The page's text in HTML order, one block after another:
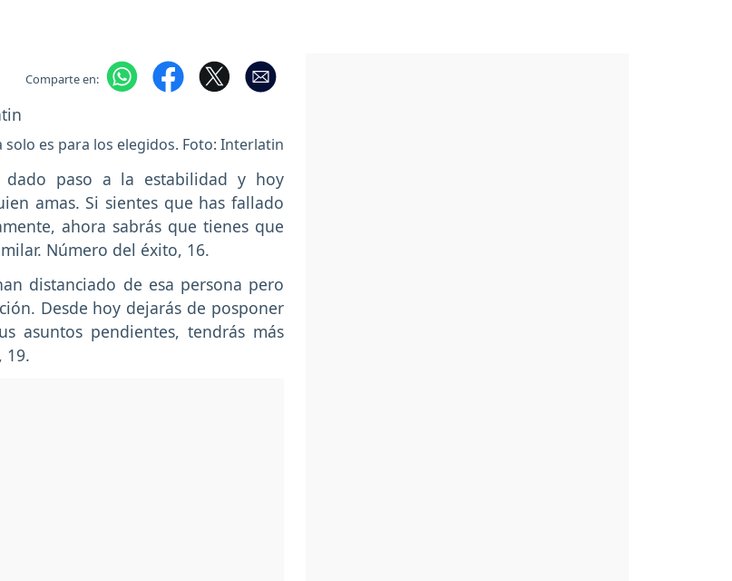
Comparte en:
solo es para los elegidos. Foto: Interlatin
dado paso a la estabilidad y hoy
amas. Si sientes que has fallado
ahora sabrás que tienes que
Número del éxito, 16.
distanciado de esa persona pero
Desde hoy dejarás de posponer
asuntos pendientes, tendrás más
19.